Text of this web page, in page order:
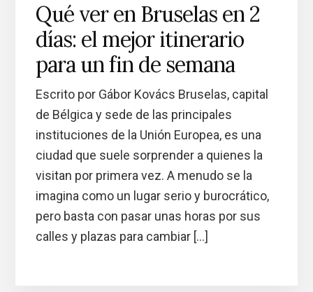
Qué ver en Bruselas en 2
días: el mejor itinerario
para un fin de semana
Escrito por Gábor Kovács Bruselas, capital
de Bélgica y sede de las principales
instituciones de la Unión Europea, es una
ciudad que suele sorprender a quienes la
visitan por primera vez. A menudo se la
imagina como un lugar serio y burocrático,
pero basta con pasar unas horas por sus
calles y plazas para cambiar […]